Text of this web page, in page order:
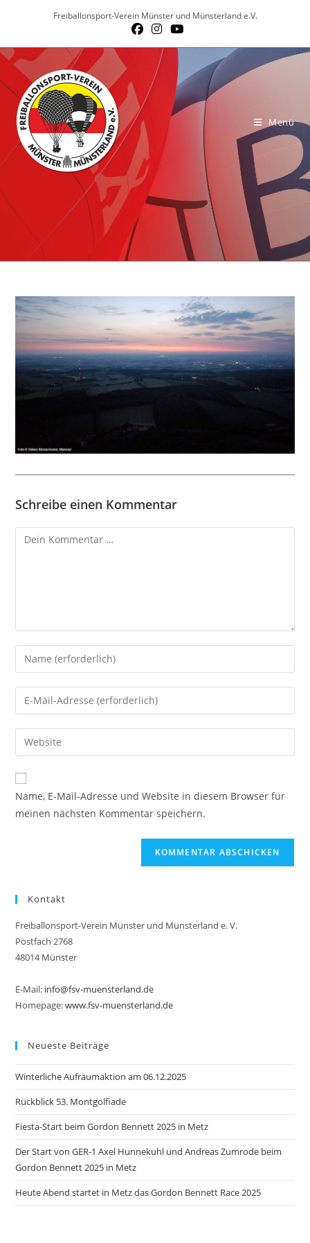
Freiballonsport-Verein Münster und Münsterland e.V.
Menü
Schreibe einen Kommentar
Kommentar
Gib
deinen
Namen
oder
zum
Kommentieren
ein
Gib
deine
E-
Mail-
zum
Kommentieren
ein
Gib
deine
Website-
URL
Name, E-Mail-Adresse und Website in diesem Browser für
meinen nächsten Kommentar speichern.
Kontakt
Freiballonsport-Verein Münster und Münsterland e. V.
Postfach 2768
48014 Münster
E-Mail: info@fsv-muensterland.de
Homepage:www.fsv-muensterland.de
Neueste Beiträge
Winterliche Aufräumaktion am 06.12.2025
Rückblick 53. Montgolfiade
Fiesta-Start beim Gordon Bennett 2025 in Metz
Der Start von GER-1 Axel Hunnekuhl und Andreas Zumrode beim
Gordon Bennett 2025 in Metz
Heute Abend startet in Metz das Gordon Bennett Race 2025